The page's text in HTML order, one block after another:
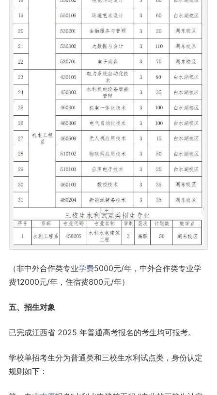
（非中外合作类专业学费5000元/年，中外合作类专业学
费12000元/年，住宿费800元/年）
五、招生对象
已完成江西省 2025 年普通高考报名的考生均可报考。
学校单招考生分为普通类和三校生水利试点类，身份认定
规则如下：